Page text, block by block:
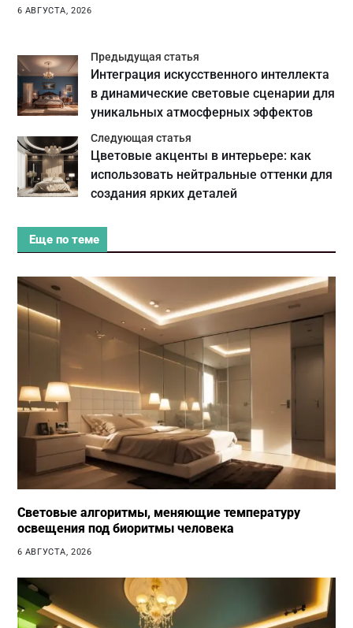
6 АВГУСТА, 2026
Предыдущая статья
Интеграция искусственного интеллекта
в динамические световые сценарии для
уникальных атмосферных эффектов
Следующая статья
Цветовые акценты в интерьере: как
использовать нейтральные оттенки для
создания ярких деталей
Еще по теме
Световые алгоритмы, меняющие температуру
освещения под биоритмы человека
6 АВГУСТА, 2026